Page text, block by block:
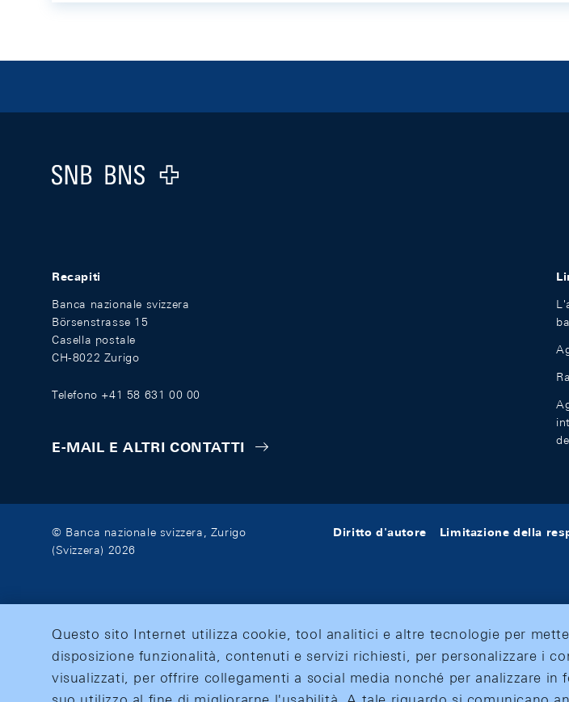
Logo
Recapiti
Banca nazionale svizzera
Börsenstrasse 15
Casella postale
CH-8022 Zurigo
Telefono +41 58 631 00 00
E-MAIL E ALTRI CONTATTI
© Banca nazionale svizzera, Zurigo
(Svizzera) 2026
Diritto d'autore Limitazione della
Questo sito Internet utilizza cookie, tool analitici e altre tecnologie per
disposizione funzionalità, contenuti e servizi richiesti, per personalizzare i
visualizzati, per offrire collegamenti a social media nonché per analizzare in